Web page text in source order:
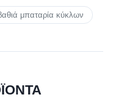
μπαταρία κύκλων